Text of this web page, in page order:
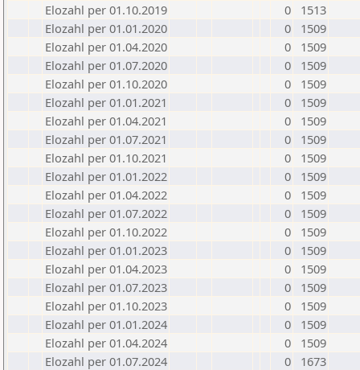
Elozahl per 01.10.2019
0
1513
Elozahl per 01.01.2020
0
1509
Elozahl per 01.04.2020
0
1509
Elozahl per 01.07.2020
0
1509
Elozahl per 01.10.2020
0
1509
Elozahl per 01.01.2021
0
1509
Elozahl per 01.04.2021
0
1509
Elozahl per 01.07.2021
0
1509
Elozahl per 01.10.2021
0
1509
Elozahl per 01.01.2022
0
1509
Elozahl per 01.04.2022
0
1509
Elozahl per 01.07.2022
0
1509
Elozahl per 01.10.2022
0
1509
Elozahl per 01.01.2023
0
1509
Elozahl per 01.04.2023
0
1509
Elozahl per 01.07.2023
0
1509
Elozahl per 01.10.2023
0
1509
Elozahl per 01.01.2024
0
1509
Elozahl per 01.04.2024
0
1509
Elozahl per 01.07.2024
0
1673